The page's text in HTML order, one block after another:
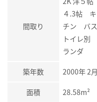
間取り
４.3帖 キ
チン バス
トイレ別
ランダ
築年数 2000年 2
面積 28.58m²